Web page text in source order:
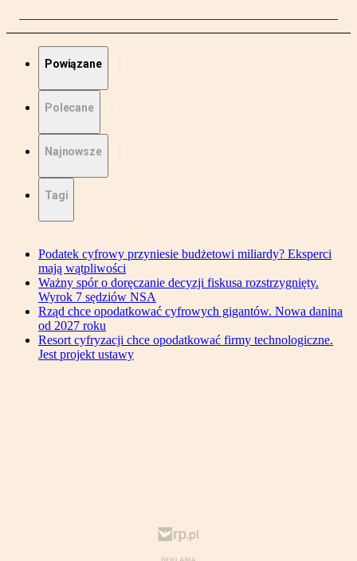
Powiązane
Polecane
Najnowsze
Tagi
Podatek cyfrowy przyniesie budżetowi miliardy? Eksperci
mają wątpliwości
Ważny spór o doręczanie decyzji fiskusa rozstrzygnięty.
Wyrok 7 sędziów NSA
Rząd chce opodatkować cyfrowych gigantów. Nowa danina
od 2027 roku
Resort cyfryzacji chce opodatkować firmy technologiczne.
Jest projekt ustawy